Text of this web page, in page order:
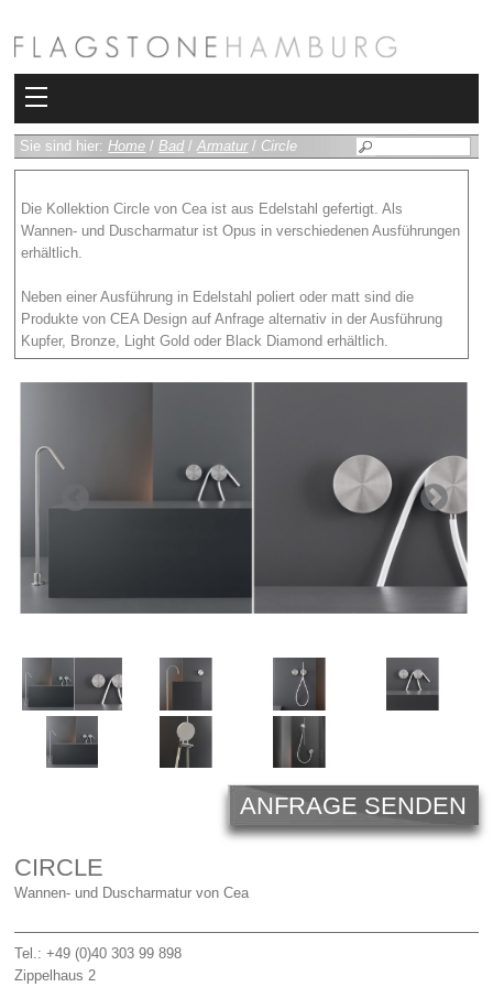
Kollektionen
Bad
Heizkörper
Fliesen
Sauna und Hamam
Rimadesio
Outlet
Sie sind hier: Home / Bad /Armatur / Circle
Die Kollektion Circle von Cea ist aus Edelstahl gefertigt. Als
Wannen- und Duscharmatur ist Opus in verschiedenen Ausführungen
erhältlich.
Neben einer Ausführung in Edelstahl poliert oder matt sind die
Produkte von CEA Design auf Anfrage alternativ in der Ausführung
Kupfer, Bronze, Light Gold oder Black Diamond erhältlich.
ANFRAGE SENDEN
CIRCLE
Wannen- und Duscharmatur von Cea
Tel.: +49 (0)40 303 99 898
Zippelhaus 2